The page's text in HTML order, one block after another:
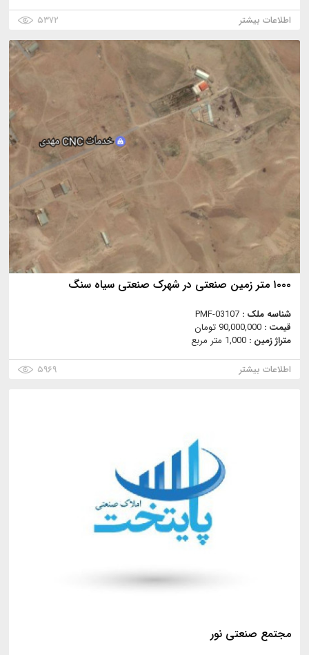
اطلاعات بیشتر
۵۳۷۲
۱۰۰۰ متر زمین صنعتی در شهرک صنعتی سیاه سنگ
شناسه ملک : PMF-03107
قیمت : 90,000,000 تومان
متراژ زمین : 1,000 متر مربع
اطلاعات بیشتر
۵۹۶۹
مجتمع صنعتى نور